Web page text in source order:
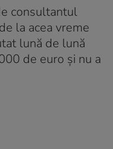
consultantul
la acea vreme
lună de lună
de euro și nu a